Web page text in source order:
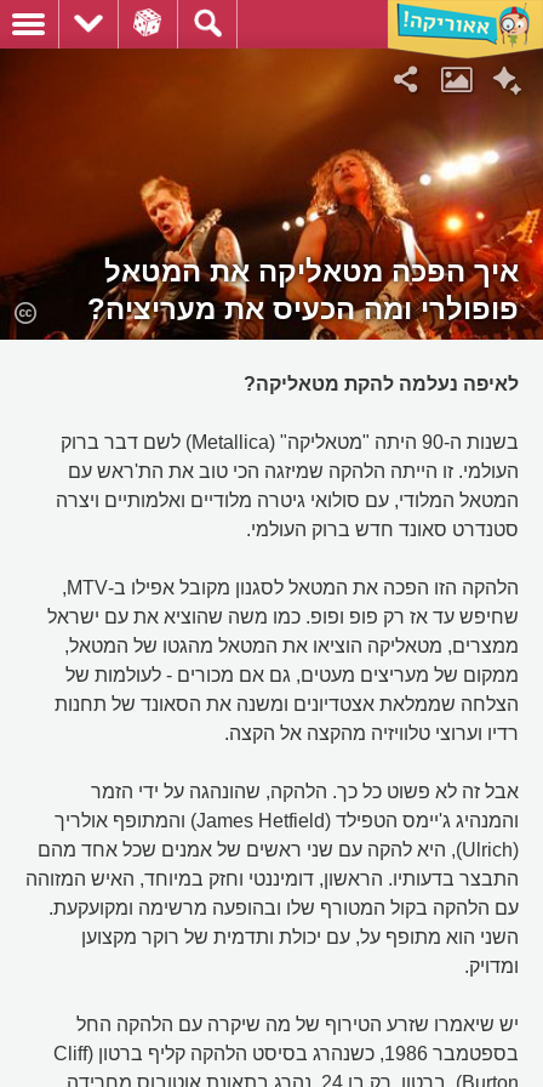
איך הפכה מטאליקה את המטאל
פופולרי ומה הכעיס את מעריציה?
לאיפה נעלמה להקת מטאליקה?
בשנות ה-90 היתה "מטאליקה" (Metallica) לשם דבר ברוק
העולמי. זו הייתה הלהקה שמיזגה הכי טוב את הת'ראש עם
המטאל המלודי, עם סולואי גיטרה מלודיים ואלמותיים ויצרה
סטנדרט סאונד חדש ברוק העולמי.
הלהקה הזו הפכה את המטאל לסגנון מקובל אפילו ב-MTV,
שחיפש עד אז רק פופ ופופ. כמו משה שהוציא את עם ישראל
ממצרים, מטאליקה הוציאו את המטאל מהגטו של המטאל,
ממקום של מעריצים מעטים, גם אם מכורים - לעולמות של
הצלחה שממלאת אצטדיונים ומשנה את הסאונד של תחנות
רדיו וערוצי טלוויזיה מהקצה אל הקצה.
אבל זה לא פשוט כל כך. הלהקה, שהונהגה על ידי הזמר
והמנהיג ג'יימס הטפילד (James Hetfield) והמתופף אולריך
(Ulrich), היא להקה עם שני ראשים של אמנים שכל אחד מהם
התבצר בדעותיו. הראשון, דומיננטי וחזק במיוחד, האיש המזוהה
עם הלהקה בקול המטורף שלו ובהופעה מרשימה ומקועקעת.
השני הוא מתופף על, עם יכולת ותדמית של רוקר מקצוען
ומדויק.
יש שיאמרו שזרע הטירוף של מה שיקרה עם הלהקה החל
בספטמבר 1986, כשנהרג בסיסט הלהקה קליף ברטון (Cliff
Burton). ברטון, רק בן 24, נהרג בתאונת אוטובוס מחרידה,